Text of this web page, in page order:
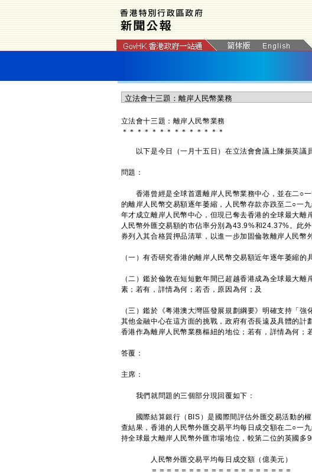
立法會十三題：離岸人民幣業務
＊ ＊ ＊ ＊ ＊ ＊ ＊ ＊ ＊ ＊ ＊ ＊ ＊ ＊
以下是今日（一月十五日）在立法會會議上陳振英議
問題：
香港曾經是全球首選離岸人民幣業務中心，並在二○一
的離岸人民幣交易額逐年萎縮，人民幣存款亦跌至二○一
年才成立離岸人民幣中心，但現已奪去香港的全球最大
人民幣外匯交易額的市佔率分別為43.9%和24.37%。此
券列入其合格質押品清單，以進一步加固倫敦離岸人民幣
（一）有否研究香港的離岸人民幣交易額近年逐年萎縮
（二）鑑於倫敦在短短數年間已超越香港成為全球最大
素；若有，詳情為何；若否，原因為何；及
（三）鑑於《粤港澳大灣區發展規劃綱要》明確支持「
其他金融中心在這方面的挑戰，政府有否長遠及具體的
香港作為離岸人民幣業務樞紐的地位；若有，詳情為何；
答覆：
主席：
我們就問題的三個部分現回覆如下：
國際結算銀行（BIS）是國際間評估外匯交易活動的權
查結果，香港的人民幣外匯交易平均每日成交額在二○一
持全球最大離岸人民幣外匯市場地位，較第二位的英國多
人民幣外匯交易平均每日成交額（億美元）
＝＝＝＝＝＝＝＝＝＝＝＝＝＝＝＝＝＝＝